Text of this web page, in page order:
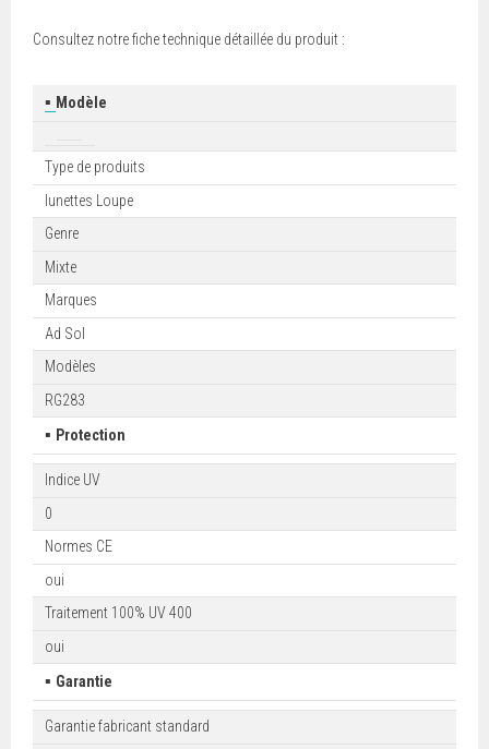
Consultez notre fiche technique détaillée du produit :
▪ Modèle
Type de produits
lunettes Loupe
Genre
Mixte
Marques
Ad Sol
Modèles
RG283
▪ Protection
Indice UV
0
Normes CE
oui
Traitement 100% UV 400
oui
▪ Garantie
Garantie fabricant standard